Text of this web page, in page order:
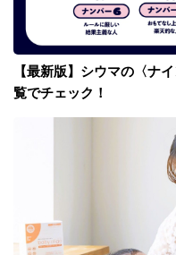
【最新版】シウマの〈ナ
覧でチェック！